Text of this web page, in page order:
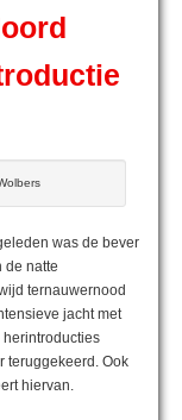
was de bever
de natte
ternauwernood
jacht met
teruggekeerd. Ook
hiervan.